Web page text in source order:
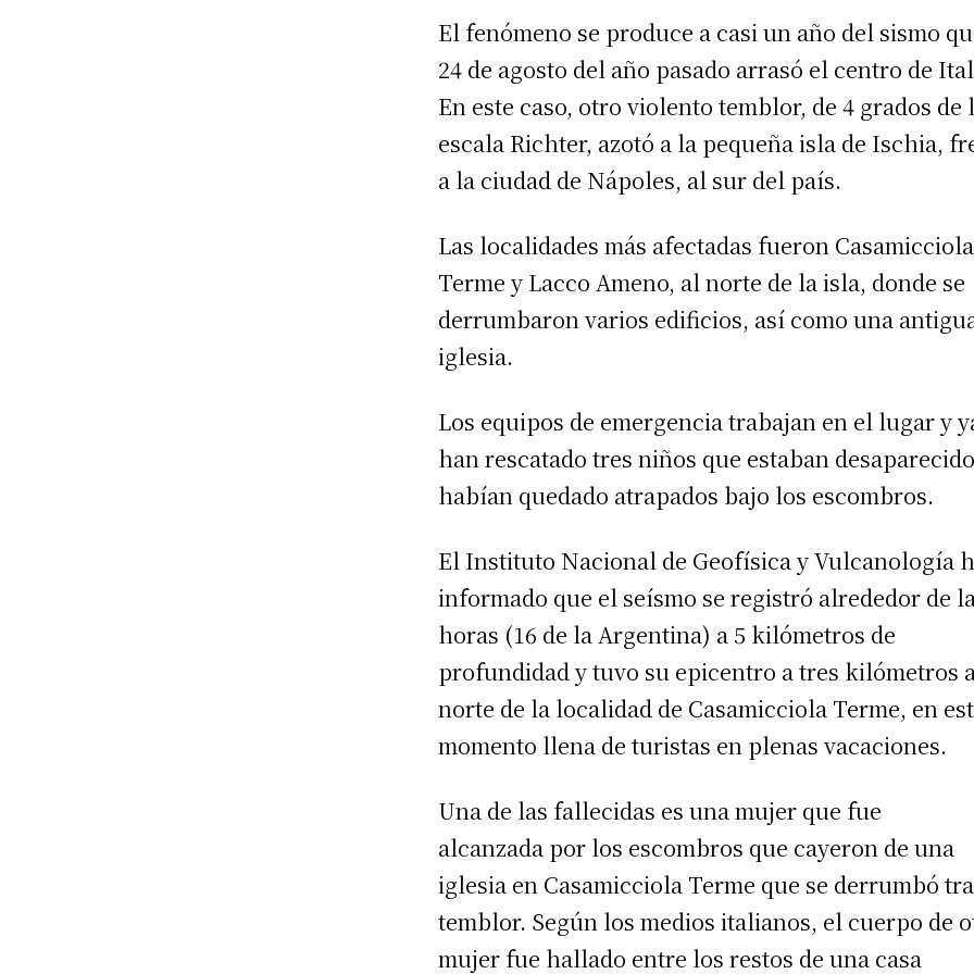
El fenómeno se produce a casi un año del sismo
24 de agosto del año pasado arrasó el centro de
En este caso, otro violento temblor, de 4 grados de
escala Richter, azotó a la pequeña isla de Ischia,
a la ciudad de Nápoles, al sur del país.
Las localidades más afectadas fueron Casamicciola
Terme y Lacco Ameno, al norte de la isla, donde se
derrumbaron varios edificios, así como una
iglesia.
Los equipos de emergencia trabajan en el lugar y
han rescatado tres niños que estaban
habían quedado atrapados bajo los escombros.
El Instituto Nacional de Geofísica y Vulcanología
informado que el seísmo se registró alrededor de
horas (16 de la Argentina) a 5 kilómetros de
profundidad y tuvo su epicentro a tres kilómetros
norte de la localidad de Casamicciola Terme, en
momento llena de turistas en plenas vacaciones.
Una de las fallecidas es una mujer que fue
alcanzada por los escombros que cayeron de una
iglesia en Casamicciola Terme que se derrumbó
temblor. Según los medios italianos, el cuerpo de
mujer fue hallado entre los restos de una casa